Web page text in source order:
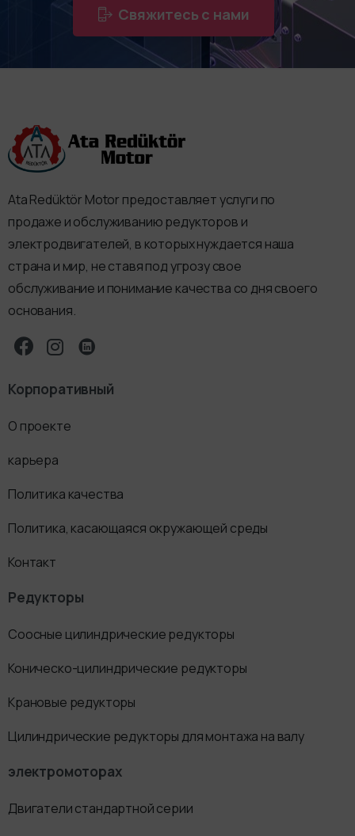
Свяжитесь с нами
Ata Redüktör Motor предоставляет услуги по
продаже и обслуживанию редукторов и
электродвигателей, в которых нуждается наша
страна и мир, не ставя под угрозу свое
обслуживание и понимание качества со дня своего
основания.
Корпоративный
О проекте
карьера
Политика качества
Политика, касающаяся окружающей среды
Контакт
Редукторы
Соосные цилиндрические редукторы
Коническо-цилиндрические редукторы
Крановые редукторы
Цилиндрические редукторы для монтажа на валу
электромоторах
Двигатели стандартной серии